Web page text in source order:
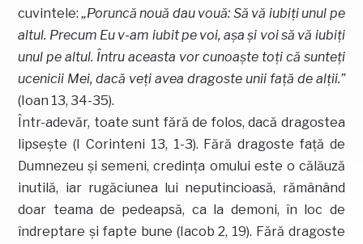
cuvintele:„Poruncă nouă dau vouă: Să vă iubiţi unul pe
altul. Precum Eu v-am iubit pe voi, aşa şi voi să vă iubiţi
unul pe altul. Întru aceasta vor cunoaşte toţi că sunteţi
ucenicii Mei, dacă veţi avea dragoste unii faţă de alţii.”
(Ioan 13, 34-35).
Într-adevăr, toate sunt fără de folos, dacă dragostea
lipseşte (I Corinteni 13, 1-3). Fără dragoste faţă de
Dumnezeu şi semeni, credinţa omului este o călăuză
inutilă, iar rugăciunea lui neputincioasă, rămânând
doar teama de pedeapsă, ca la demoni, în loc de
îndreptare şi fapte bune (Iacob 2, 19). Fără dragoste